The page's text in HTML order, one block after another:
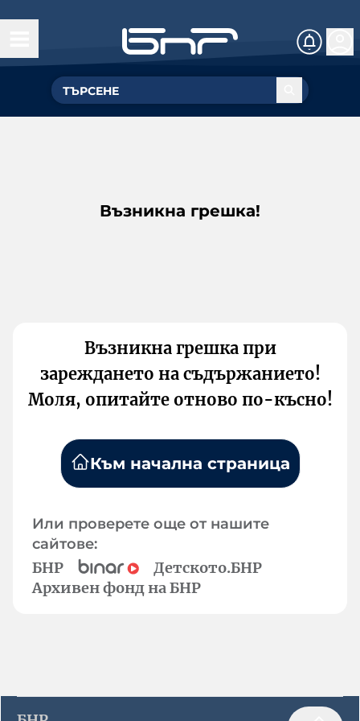
Възникна грешка!
Възникна грешка при
зареждането на съдържанието!
Моля, опитайте отново по-късно!
Към начална страница
Или проверете още от нашите
сайтове:
БНР
Детското.БНР
Архивен фонд на БНР